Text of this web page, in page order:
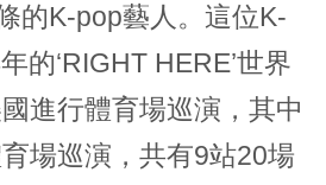
的K-pop藝人。這位K-
的‘RIGHT HERE’世界
進行體育場巡演，其中
場巡演，共有9站20場